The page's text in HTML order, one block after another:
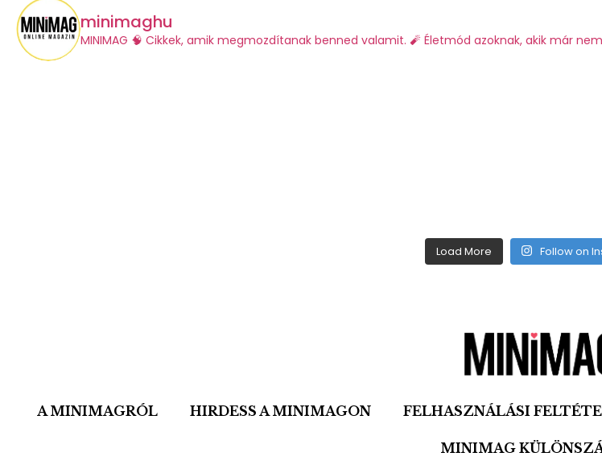
minimaghu
​MINIMAG 🧠 Cikkek, amik megmozdítanak benned valamit. 🧨 Életmód azoknak, akik már
Load More Follow on
A MINIMAGRÓL HIRDESS A MINIMAGON FELHASZNÁLÁSI
MINIMAG